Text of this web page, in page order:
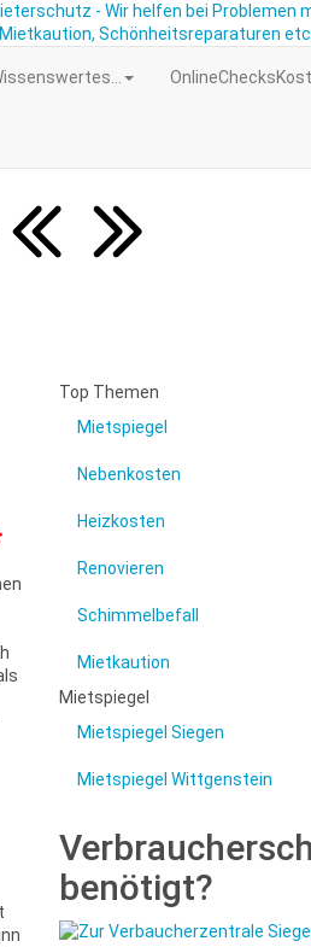
OnlineChecks
Top Themen
Mietspiegel
Nebenkosten
Heizkosten
Renovieren
Schimmelbefall
Mietkaution
Mietspiegel
Mietspiegel Siegen
Mietspiegel Wittgenstein
benötigt?